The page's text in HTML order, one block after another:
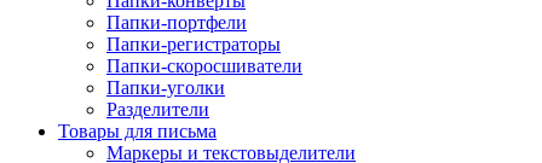
Папки-портфели
Папки-регистраторы
Папки-скоросшиватели
Папки-уголки
Разделители
Товары для письма
Маркеры и текстовыделители